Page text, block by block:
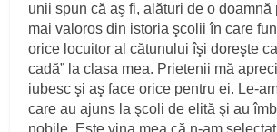
unii spun că aş fi, alături de o doamnă
mai valoros din istoria şcolii în care
orice locuitor al cătunului îşi doreşte
cadă” la clasa mea. Prietenii mă
iubesc şi aş face orice pentru ei. Le-
care au ajuns la şcoli de elită şi au
nobile. Este vina mea că n-am